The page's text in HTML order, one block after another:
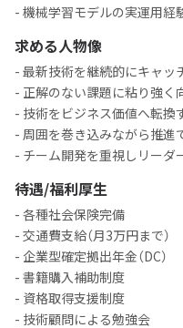
- 機械学習モデルの実運用経
求める人物像
- 最新技術を継続的にキャッ
- 正解のない課題に粘り強く
- 技術をビジネス価値へ転換
- 周囲を巻き込みながら推進
- チーム開発を重視しリーダ
待遇/福利厚生
- 各種社会保険完備
- 交通費支給（月3万円まで）
- 企業型確定拠出年金（DC）
- 書籍購入補助制度
- 資格取得支援制度
- 技術顧問による勉強会